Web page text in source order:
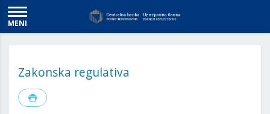
MENI
Zakonska regulativa